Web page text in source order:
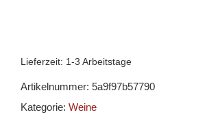
Pinot
Lieferzeit: 1-3 Arbeitstage
Artikelnummer: 5a9f97b57790
Kategorie: Weine